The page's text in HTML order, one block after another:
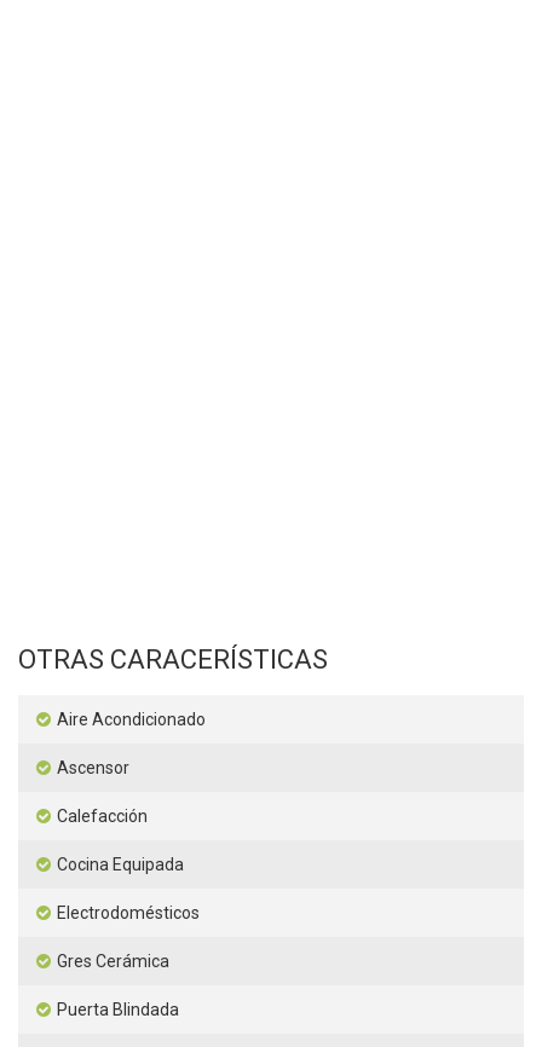
OTRAS CARACERÍSTICAS
Aire Acondicionado
Ascensor
Calefacción
Cocina Equipada
Electrodomésticos
Gres Cerámica
Puerta Blindada